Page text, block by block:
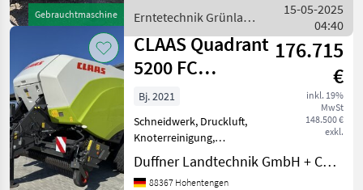
Gebrauchtmaschine
Unterlegkeile: 2
Arbeitsbreite: 235 cm
Erntetechnik Grünland
/ Claas
15-05-2025
04:40
CLAAS Quadrant
5200 FC
Evolution
176.715
€
inkl. 19%
MwSt
148.500 €
exkl.
Bj. 2021
Schneidwerk, Druckluft,
Knoterreinigung,
Zentralschmierung: autom.
Zentralschmierung CLAAS
QUADRANT 5200
Duffner Landtechnik GmbH + Co KG
88367 Hohentengen